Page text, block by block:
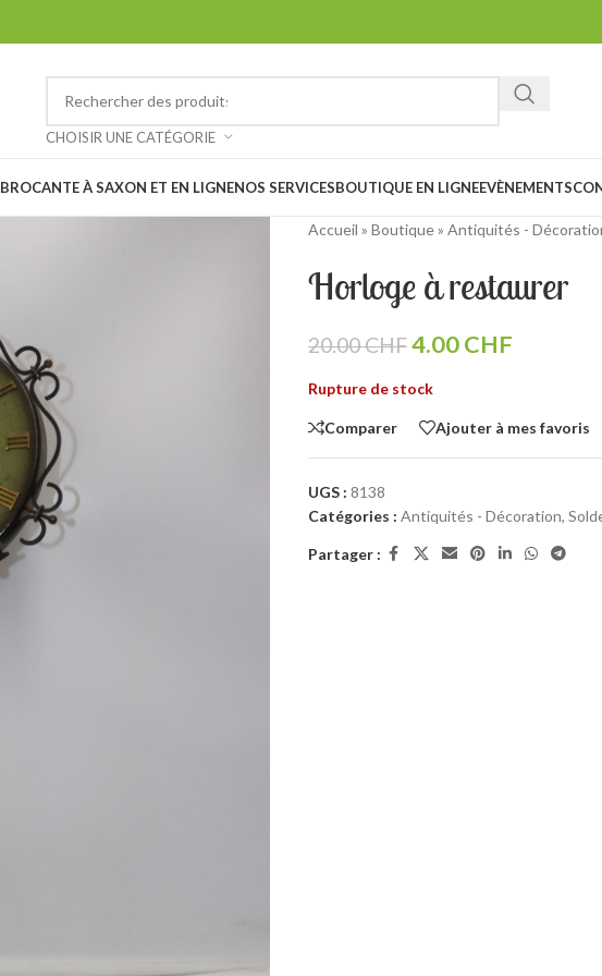
CHOISIR UNE CATÉGORIE
BROCANTE À SAXON ET EN LIGNENOS SERVICESBOUTIQUE EN LIGNEEVÈNEMENTS
Accueil » Boutique» Antiquités -
Horloge à restaurer
20.00CHF4.00CHF
Rupture de stock
Comparer Ajouter à mes favoris
UGS : 8138
Catégories : Antiquités - Décoration,
Partager :